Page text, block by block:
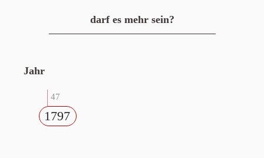
darf es mehr sein?
Jahr
47
1797